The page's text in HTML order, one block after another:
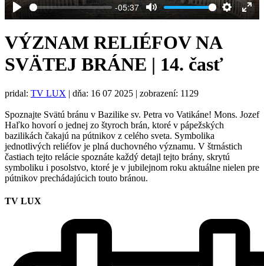
Play
-05:37
Mute Settings
VÝZNAM RELIÉFOV NA
SVÄTEJ BRÁNE | 14. časť
pridal: TV LUX | dňa: 16 07 2025 | zobrazení: 1129
Spoznajte Svätú bránu v Bazilike sv. Petra vo Vatikáne! Mons. Jozef
Haľko hovorí o jednej zo štyroch brán, ktoré v pápežských
bazilikách čakajú na pútnikov z celého sveta. Symbolika
jednotlivých reliéfov je plná duchovného významu. V štrnástich
častiach tejto relácie spoznáte každý detajl tejto brány, skrytú
symboliku i posolstvo, ktoré je v jubilejnom roku aktuálne nielen pre
pútnikov prechádajúcich touto bránou.
TV LUX